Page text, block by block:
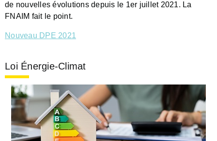
de nouvelles évolutions depuis le 1er juillet 2021. La
FNAIM fait le point.
Nouveau DPE 2021
Loi Énergie-Climat